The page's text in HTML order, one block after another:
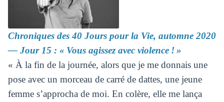
Chroniques des 40 Jours pour la Vie, automne 2020
― Jour 15 : « Vous agissez avec violence ! »
« À la fin de la journée, alors que je me donnais une
pose avec un morceau de carré de dattes, une jeune
femme s’approcha de moi. En colère, elle me lança